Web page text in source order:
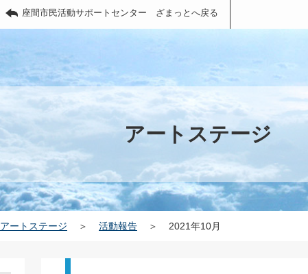
座間市民活動サポートセンター ざまっとへ戻る
アートステージ
アートステージ ＞ 活動報告 ＞ 2021年10月